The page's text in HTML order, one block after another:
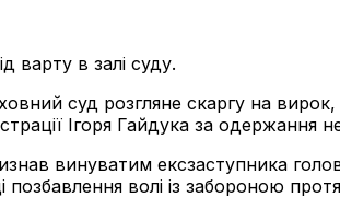
варту в залі суду.
суд розгляне скаргу на
Ігоря Гайдука за одержання
винуватим ексзаступника
волі із забороною